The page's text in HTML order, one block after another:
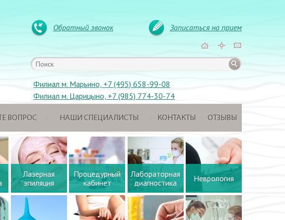
Обратный звонок Записаться на прием
Филиал м. Марьино, +7 (495) 658-99-08
Филиал м. Царицыно, +7 (985) 774-30-74
ВОПРОС НАШИ СПЕЦИАЛИСТЫ КОНТАКТЫ ОТЗЫВЫ
Лазерная
эпиляция
Процедурный
кабинет
Лабораторная
диагностика
Неврология